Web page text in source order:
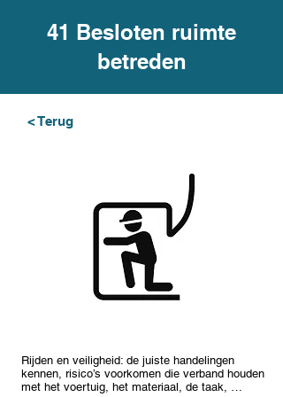
41 Besloten ruimte
betreden
< Terug
Rijden en veiligheid: de juiste handelingen
kennen, risico’s voorkomen die verband houden
met het voertuig, het materiaal, de taak, …